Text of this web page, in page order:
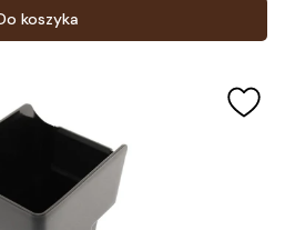
koszyka